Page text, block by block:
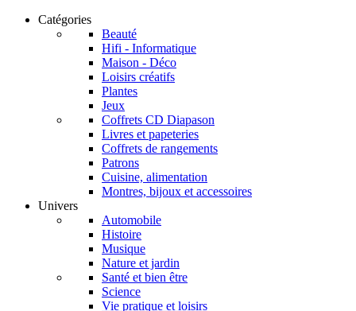
Catégories
Beauté
Hifi - Informatique
Maison - Déco
Loisirs créatifs
Plantes
Jeux
Coffrets CD Diapason
Livres et papeteries
Coffrets de rangements
Patrons
Cuisine, alimentation
Montres, bijoux et accessoires
Univers
Automobile
Histoire
Musique
Nature et jardin
Santé et bien être
Science
Vie pratique et loisirs